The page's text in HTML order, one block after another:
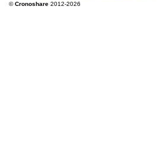
©Cronoshare 2012-2026